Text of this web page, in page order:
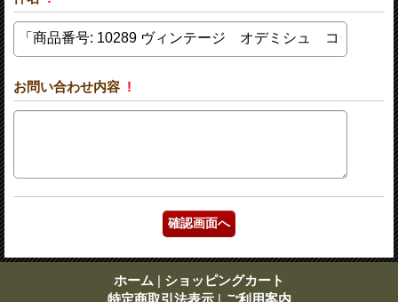
お問い合わせ内容 !
ホーム | ショッピングカート
特定商取引法表示 | ご利用案内